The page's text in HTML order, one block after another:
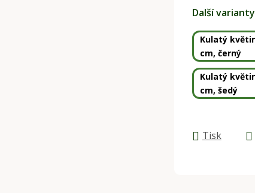
Další
Kulatý
cm, černý
Kulatý
cm, šedý
Tisk